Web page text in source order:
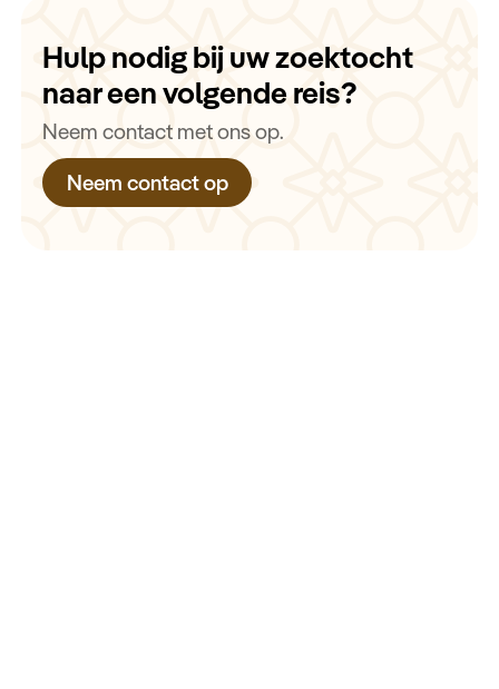
Hulp nodig bij uw zoektocht
naar een volgende reis?
Neem contact met ons op.
Neem contact op